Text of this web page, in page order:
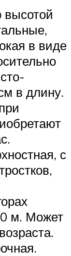
высотой
в виде
в длину.
с
м. Может